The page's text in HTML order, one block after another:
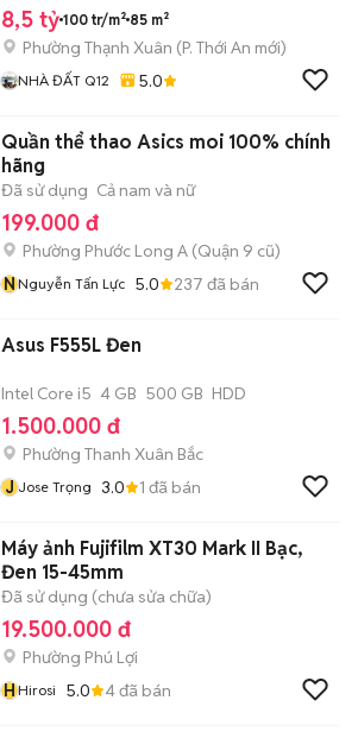
8,5 tỷ 100 tr/m² 85 m²
Phường Thạnh Xuân (P. Thới An mới)
NHÀ ĐẤT Q12 5.0
Quần thể thao Asics moi 100% chính
hãng
Đã sử dụng Cả nam và nữ
199.000 đ
Phường Phước Long A (Quận 9 cũ)
NNguyễn Tấn Lực 5.0 237 đã bán
Asus F555L Đen
Intel Core i5 4 GB 500 GB HDD
1.500.000 đ
Phường Thanh Xuân Bắc
J Jose Trọng 3.0 1 đã bán
Máy ảnh Fujifilm XT30 Mark II Bạc,
Đen 15-45mm
Đã sử dụng (chưa sửa chữa)
19.500.000 đ
Phường Phú Lợi
HHirosi 5.0 4đã bán